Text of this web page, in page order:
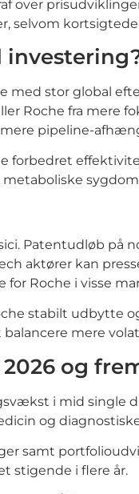
over
selvom
med stor global
Roche fra mere
pipeline-
forbedret
Patentudløb på
aktører kan
Roche i visse
stabilt udbytte
balancere mere
og
i mid single
og
samt
stigende i flere år.